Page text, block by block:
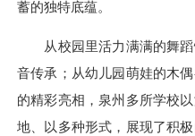
蓄的独特底蕴。
从校园里活力满满的舞蹈
音传承；从幼儿园萌娃的木
的精彩亮相，泉州多所学校
地、以多种形式，展现了积